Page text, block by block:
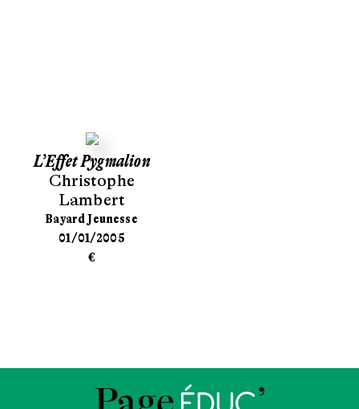
L’Effet Pygmalion
Christophe
Lambert
Bayard Jeunesse
01/01/2005
€